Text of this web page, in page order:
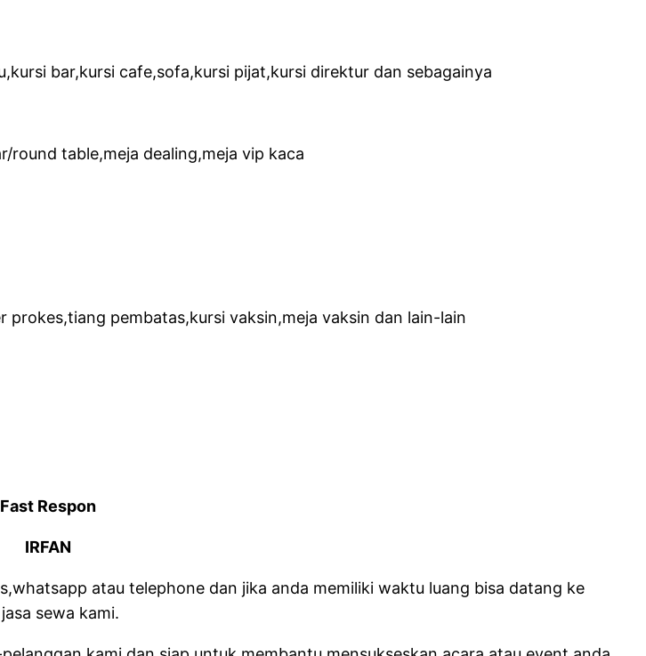
bar,kursi cafe,sofa,kursi pijat,kursi direktur dan sebagainya
round table,meja dealing,meja vip kaca
pembatas,kursi vaksin,meja vaksin dan lain-lain
Fast Respon
IRFAN
atau telephone dan jika anda memiliki waktu luang bisa datang ke
sewa kami.